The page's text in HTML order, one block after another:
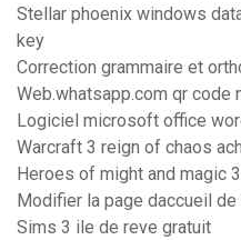
Stellar phoenix windows
key
Correction grammaire et
Web.whatsapp.com qr code
Logiciel microsoft office
Warcraft 3 reign of chaos
Heroes of might and magic
Modifier la page daccueil
Sims 3 ile de reve gratuit